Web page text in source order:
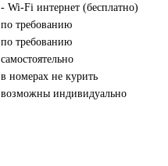
- Wi-Fi интернет (бесплатно)
по требованию
по требованию
самостоятельно
в номерах не курить
возможны индивидуально